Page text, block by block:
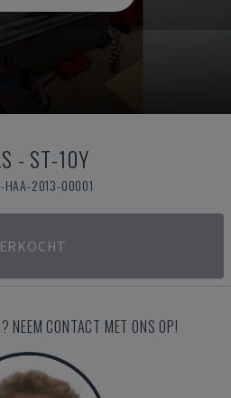
- ST-10Y
HAA-2013-00001
NEEM CONTACT MET ONS OP!